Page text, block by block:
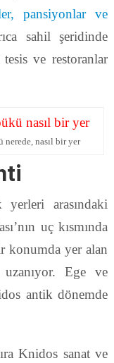
pansiyonlar ve
sahil şeridinde
ve restoranlar
nerede, nasıl bir yer
arasındaki
uç kısmında
konumda yer alan
Ege ve
antik dönemde
Knidos sanat ve